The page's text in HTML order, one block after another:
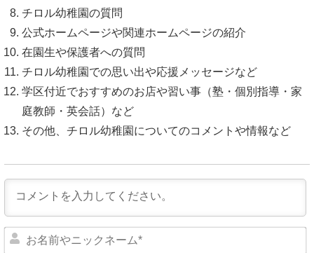
チロル幼稚園の質問
公式ホームページや関連ホームページの紹介
在園生や保護者への質問
チロル幼稚園での思い出や応援メッセージなど
学区付近でおすすめのお店や習い事（塾・個別指導・家
庭教師・英会話）など
その他、チロル幼稚園についてのコメントや情報など